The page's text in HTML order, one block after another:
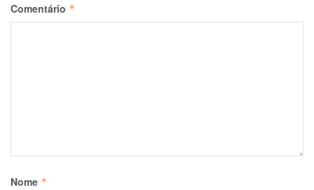
Comentário *
Nome *